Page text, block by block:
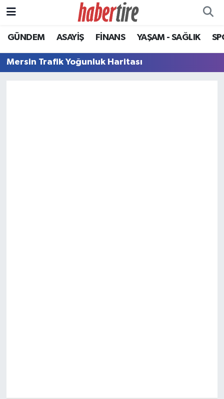
GÜNDEM ASAYİŞ FİNANS YAŞAM - SAĞLIK
Mersin Trafik Yoğunluk Haritası
Tire Nöbetçi Eczaneler
Tire Hava Durumu